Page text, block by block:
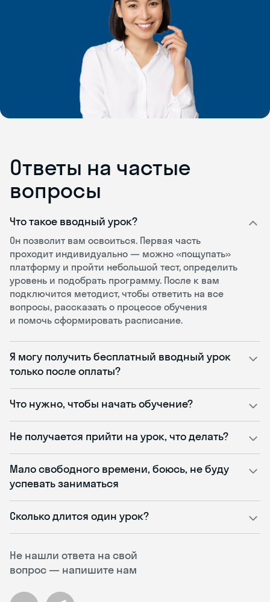
Ответы на частые
вопросы
Не нашли ответа на свой
вопрос — напишите нам
Что такое вводный урок?
Он позволит вам освоиться. Первая часть
проходит индивидуально — можно «пощупать»
платформу и пройти небольшой тест, определить
уровень и подобрать программу. После к вам
подключится методист, чтобы ответить на все
вопросы, рассказать о процессе обучения
и помочь сформировать расписание.
Я могу получить бесплатный вводный урок
только после оплаты?
Что нужно, чтобы начать обучение?
Не получается прийти на урок, что делать?
Мало свободного времени, боюсь, не буду
успевать заниматься
Сколько длится один урок?